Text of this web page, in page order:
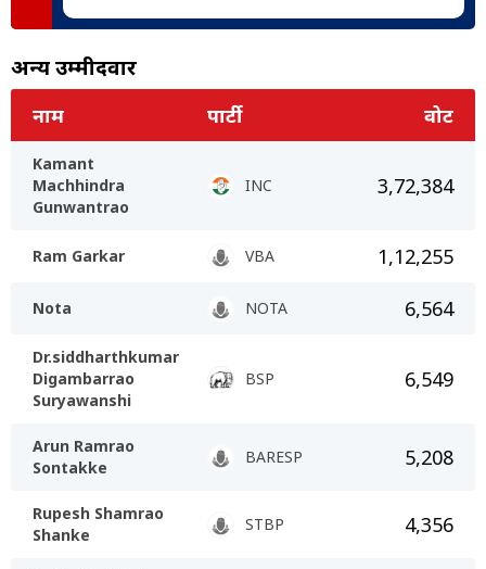
अन्य उम्मीदवार
नाम पार्टी वोट
Kamant
Machhindra
Gunwantrao
INC 3,72,384
Ram Garkar VBA 1,12,255
Nota NOTA 6,564
Dr.siddharthkumar
Digambarrao
Suryawanshi
BSP 6,549
Arun Ramrao
Sontakke
BARESP 5,208
Rupesh Shamrao
Shanke
STBP 4,356